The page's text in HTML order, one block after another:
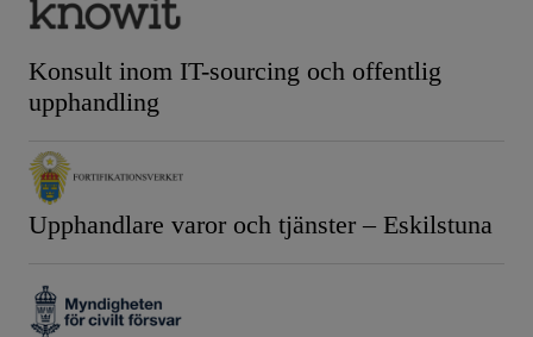
Konsult inom IT-sourcing och offentlig
upphandling
Upphandlare varor och tjänster – Eskilstuna